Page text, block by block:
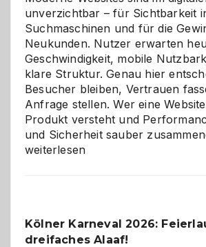
unverzichtbar – für Sichtbarkeit
Suchmaschinen und für die
Neukunden. Nutzer erwarten
Geschwindigkeit, mobile
klare Struktur. Genau hier
Besucher bleiben, Vertrauen
Anfrage stellen. Wer eine
Produkt versteht und
und Sicherheit sauber
weiterlesen
Kölner Karneval 2026:
dreifaches Alaaf!